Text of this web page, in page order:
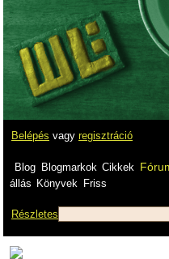
Belépés vagy regisztráció
Blog Blogmarkok Cikkek
állás Könyvek Friss
Részletes